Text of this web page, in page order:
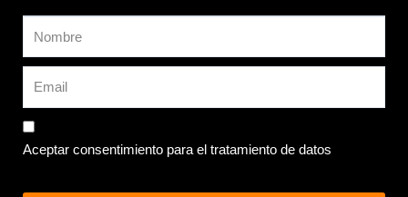
Aceptar consentimiento para el tratamiento de datos